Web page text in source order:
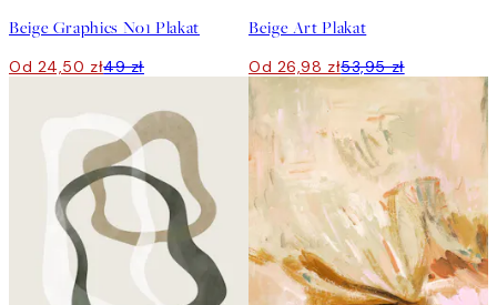
Beige Graphics No1 Plakat
Od 24,50 zł49 zł
Beige Art Plakat
Od 26,98 zł53,95 zł